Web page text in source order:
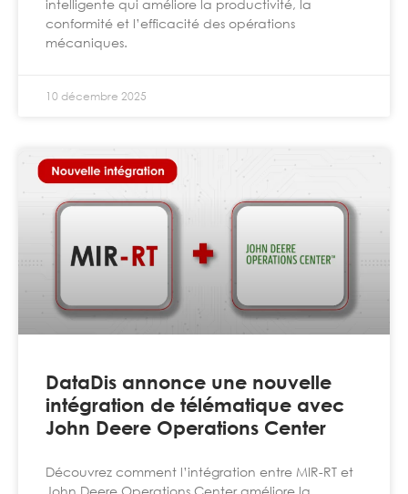
intelligente qui améliore la productivité, la
conformité et l’efficacité des opérations
mécaniques.
10 décembre 2025
DataDis annonce une nouvelle
intégration de télématique avec
John Deere Operations Center
Découvrez comment l’intégration entre MIR-RT et
John Deere Operations Center améliore la